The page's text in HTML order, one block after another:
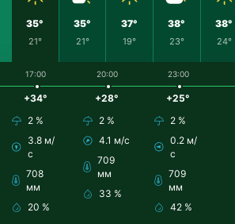
35°
21°
35°
21°
37°
19°
38°
23°
38°
24°
17:00
+34°
2 %
3.8 м/
с
708
мм
20 %
20:00
+28°
2 %
4.1 м/с
709
мм
33 %
23:00
+25°
2 %
0.2 м/
с
709
мм
42 %